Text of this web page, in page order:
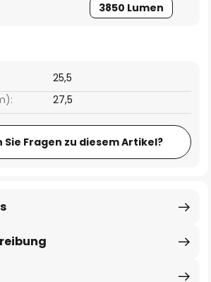
3850 Lumen
25,5
27,5
Sie Fragen zu diesem Artikel?